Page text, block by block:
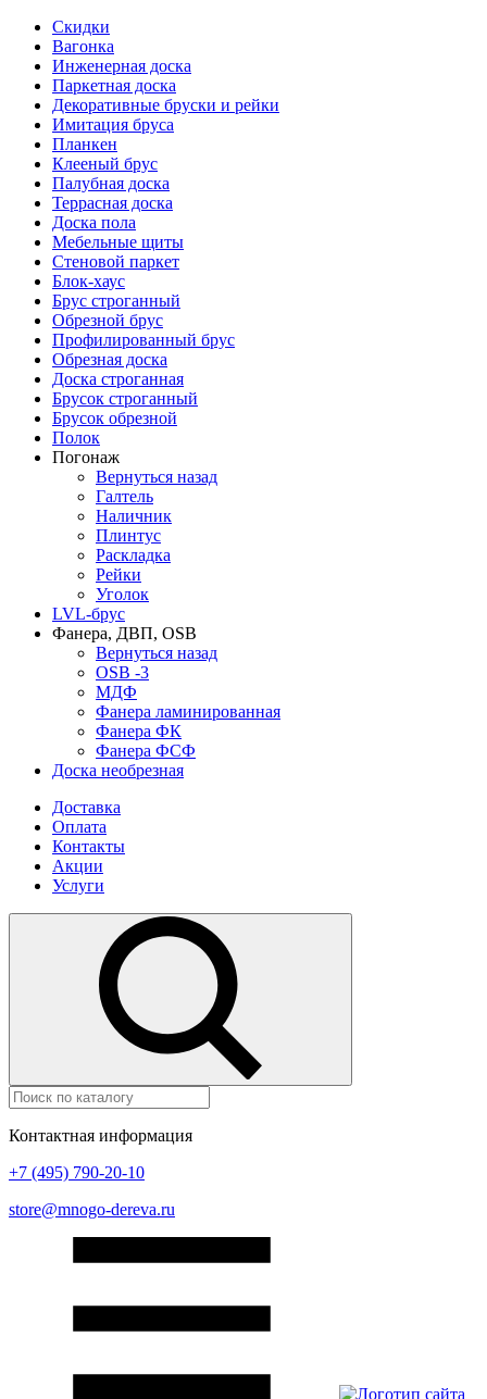
Скидки
Вагонка
Инженерная доска
Паркетная доска
Декоративные бруски и рейки
Имитация бруса
Планкен
Клееный брус
Палубная доска
Террасная доска
Доска пола
Мебельные щиты
Стеновой паркет
Блок-хаус
Брус строганный
Обрезной брус
Профилированный брус
Обрезная доска
Доска строганная
Брусок строганный
Брусок обрезной
Полок
Погонаж
Вернуться назад
Галтель
Наличник
Плинтус
Раскладка
Рейки
Уголок
LVL-брус
Фанера, ДВП, OSB
Вернуться назад
OSB -3
МДФ
Фанера ламинированная
Фанера ФК
Фанера ФСФ
Доска необрезная
Доставка
Оплата
Контакты
Акции
Услуги
Контактная информация
+7 (495) 790-20-10
store@mnogo-dereva.ru